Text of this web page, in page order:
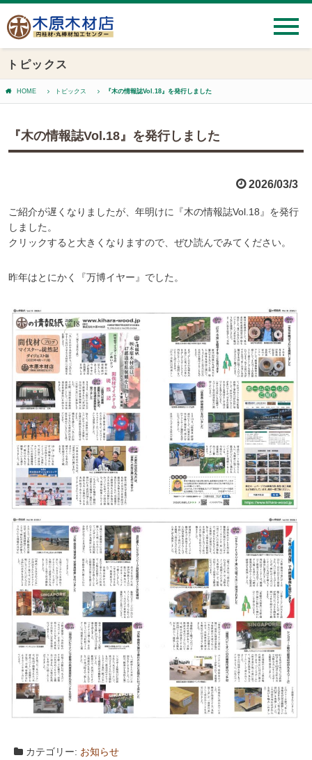
トピックス
HOME トピックス 『木の情報誌Vol.18』を発行しました
『木の情報誌Vol.18』を発行しました
2026/03/3
ご紹介が遅くなりましたが、年明けに『木の情報誌Vol.18』を発行
しました。
クリックすると大きくなりますので、ぜひ読んでみてください。
昨年はとにかく『万博イヤー』でした。
カテゴリー: お知らせ